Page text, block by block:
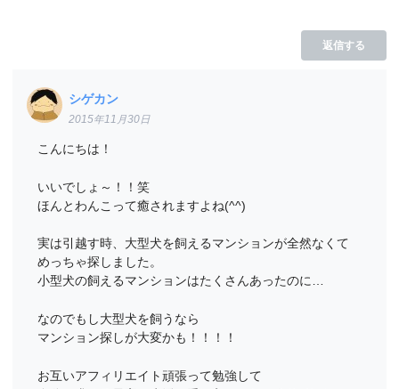
返信する
シゲカン
2015年11月30日
こんにちは！
いいでしょ～！！笑
ほんとわんこって癒されますよね(^^)
実は引越す時、大型犬を飼えるマンションが全然なくて
めっちゃ探しました。
小型犬の飼えるマンションはたくさんあったのに…
なのでもし大型犬を飼うなら
マンション探しが大変かも！！！！
お互いアフィリエイト頑張って勉強して